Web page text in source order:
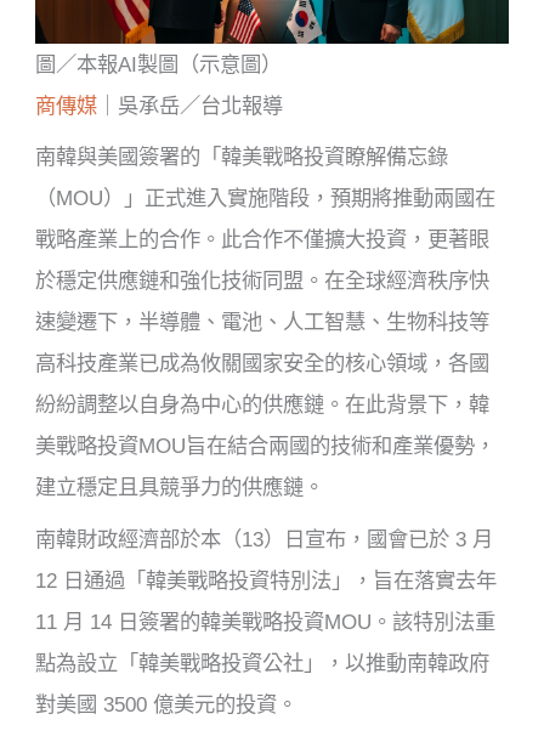
圖／本報AI製圖（示意圖）
商傳媒 ｜吳承岳／台北報導
南韓與美國簽署的「韓美戰略投資瞭解備忘錄
（MOU）」正式進入實施階段，預期將推動兩國在
戰略產業上的合作。此合作不僅擴大投資，更著眼
於穩定供應鏈和強化技術同盟。在全球經濟秩序快
速變遷下，半導體、電池、人工智慧、生物科技等
高科技產業已成為攸關國家安全的核心領域，各國
紛紛調整以自身為中心的供應鏈。在此背景下，韓
美戰略投資MOU旨在結合兩國的技術和產業優勢，
建立穩定且具競爭力的供應鏈。
南韓財政經濟部於本（13）日宣布，國會已於 3 月
12 日通過「韓美戰略投資特別法」，旨在落實去年
11 月 14 日簽署的韓美戰略投資MOU。該特別法重
點為設立「韓美戰略投資公社」，以推動南韓政府
對美國 3500 億美元的投資。